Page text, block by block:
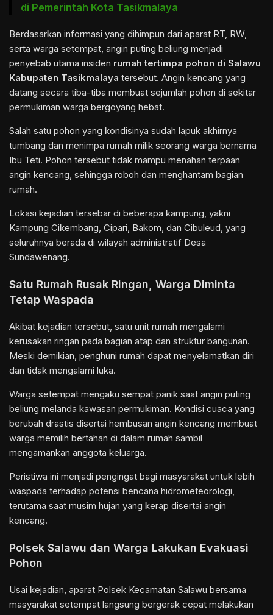
di Pemerintah Kota Tasikmalaya
Berdasarkan informasi yang dihimpun dari aparat RT, RW,
serta warga setempat, angin puting beliung menjadi
penyebab utama insiden rumah tertimpa pohon di Salawu
Kabupaten Tasikmalaya tersebut. Angin kencang yang
datang secara tiba-tiba membuat sejumlah pohon di sekitar
permukiman warga bergoyang hebat.
Salah satu pohon yang kondisinya sudah lapuk akhirnya
tumbang dan menimpa rumah milik seorang warga bernama
Ibu Teti. Pohon tersebut tidak mampu menahan terpaan
angin kencang, sehingga roboh dan menghantam bagian
rumah.
Lokasi kejadian tersebar di beberapa kampung, yakni
Kampung Cikembang, Cipari, Bakom, dan Cibuleud, yang
seluruhnya berada di wilayah administratif Desa
Sundawenang.
Satu Rumah Rusak Ringan, Warga Diminta
Tetap Waspada
Akibat kejadian tersebut, satu unit rumah mengalami
kerusakan ringan pada bagian atap dan struktur bangunan.
Meski demikian, penghuni rumah dapat menyelamatkan diri
dan tidak mengalami luka.
Warga setempat mengaku sempat panik saat angin puting
beliung melanda kawasan permukiman. Kondisi cuaca yang
berubah drastis disertai hembusan angin kencang membuat
warga memilih bertahan di dalam rumah sambil
mengamankan anggota keluarga.
Peristiwa ini menjadi pengingat bagi masyarakat untuk lebih
waspada terhadap potensi bencana hidrometeorologi,
terutama saat musim hujan yang kerap disertai angin
kencang.
Polsek Salawu dan Warga Lakukan Evakuasi
Pohon
Usai kejadian, aparat Polsek Kecamatan Salawu bersama
masyarakat setempat langsung bergerak cepat melakukan